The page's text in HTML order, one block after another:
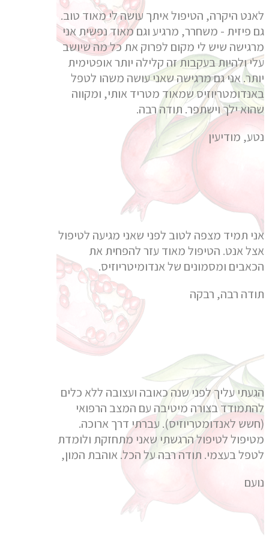
לאנט היקרה, הטיפול איתך עושה לי מאוד טוב.
גם פיזית - משחרר, מרגיע וגם מאוד נפשית אני
מרגישה שיש לי מקום לפרוק את כל מה שיושב
עלי ולהיות בעקבות זה קלילה יותר אופטימית
יותר. אני גם מרגישה שאני עושה משהו לטפל
באנדומטריוזיס שמאוד מטריד אותי, ומקווה
שהוא ילך וישתפר. תודה רבה.
נטע, מודיעין
אני תמיד מצפה לטוב לפני שאני מגיעה לטיפול
אצל אנט. הטיפול מאוד עזר להפחית את
הכאבים ומסמונים של אנדומיטריוזיס.
תודה רבה, רבקה
הגעתי עליך לפני שנה כאובה ועצובה ללא כלים
להתמודד בצורה מיטיבה עם המצב הרפואי
(חשש לאנדומטריוזיס). עברתי דרך ארוכה.
מטיפול לטיפול הרגשתי שאני מתחזקת ולומדת
לטפל בעצמי. תודה רבה על הכל. אוהבת המון,
נועם